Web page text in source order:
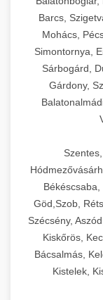
Barcs,
Mohács,
Simontornya,
Sárbogárd,
Gárdony,
Göd,Szob,
Szécsény,
Kiskőrös,
Bácsalmás,
Kistelek,